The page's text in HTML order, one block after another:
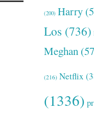
(200) Harry
Los (736)
Meghan
(216) Netflix
(1336)